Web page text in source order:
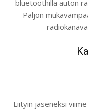
bluetoothilla auton
Paljon
Liityin jäseneksi